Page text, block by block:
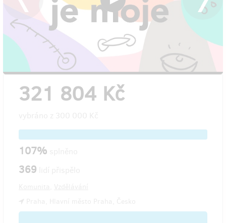
321 804 Kč
107%
369